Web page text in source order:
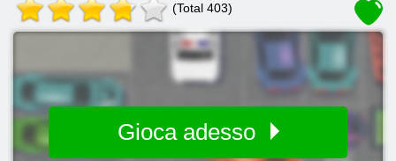
(Total 403)
Gioca adesso